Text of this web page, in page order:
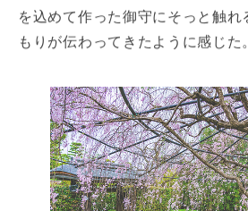
を込めて作った御守にそっと触れ
もりが伝わってきたように感じた